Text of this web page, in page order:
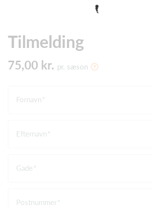
Tilmelding
75,00 kr. pr. sæson
Fornavn
Efternavn
Gade
Postnummer